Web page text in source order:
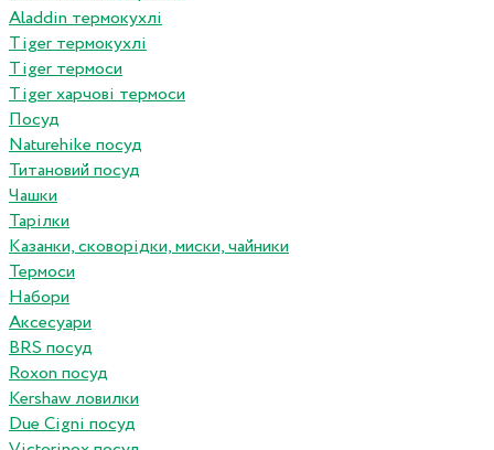
Aladdin термокухлі
Tiger термокухлі
Tiger термоси
Tiger харчові термоси
Посуд
Naturehike посуд
Титановий посуд
Чашки
Тарілки
Казанки, сковорідки, миски, чайники
Термоси
Набори
Аксесуари
BRS посуд
Roxon посуд
Kershaw ловилки
Due Cigni посуд